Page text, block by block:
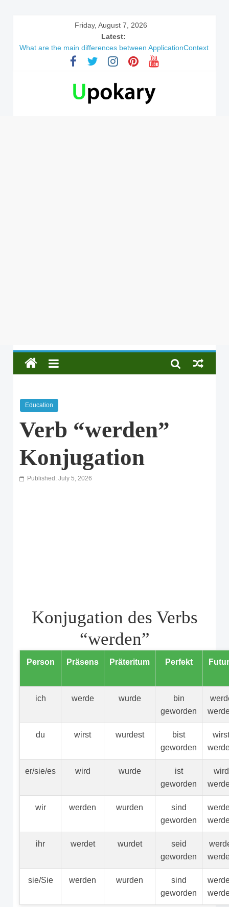
Friday, August 7, 2026
Latest:
What are the main differences between ApplicationContext
and BeanFactory?
In German, verb sein (to be) Konjunktion
Wichtige wörter für B1 prüfung
Education
Verb “werden”
Konjugation
Published: July 5, 2026
Konjugation des Verbs
“werden”
Person Präsens Präteritum Perfekt
ich werde wurde
bin
geworden
du wirst wurdest
bist
geworden
wirst
er/sie/es wird wurde
ist
geworden
wird
wir werden wurden
sind
geworden
ihr werdet wurdet
seid
geworden
sie/Sie werden wurden
sind
geworden